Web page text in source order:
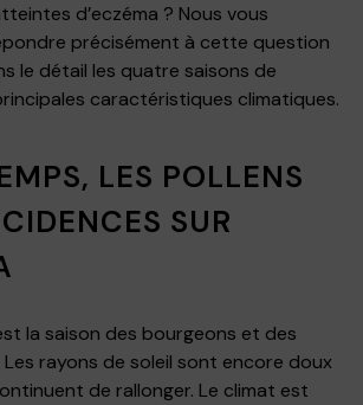
d’eczéma ? Nous vous
précisément à cette question
le détail les quatre saisons de
caractéristiques climatiques.
LES POLLENS
SUR
la saison des bourgeons et des
rayons de soleil sont encore doux
de rallonger. Le climat est